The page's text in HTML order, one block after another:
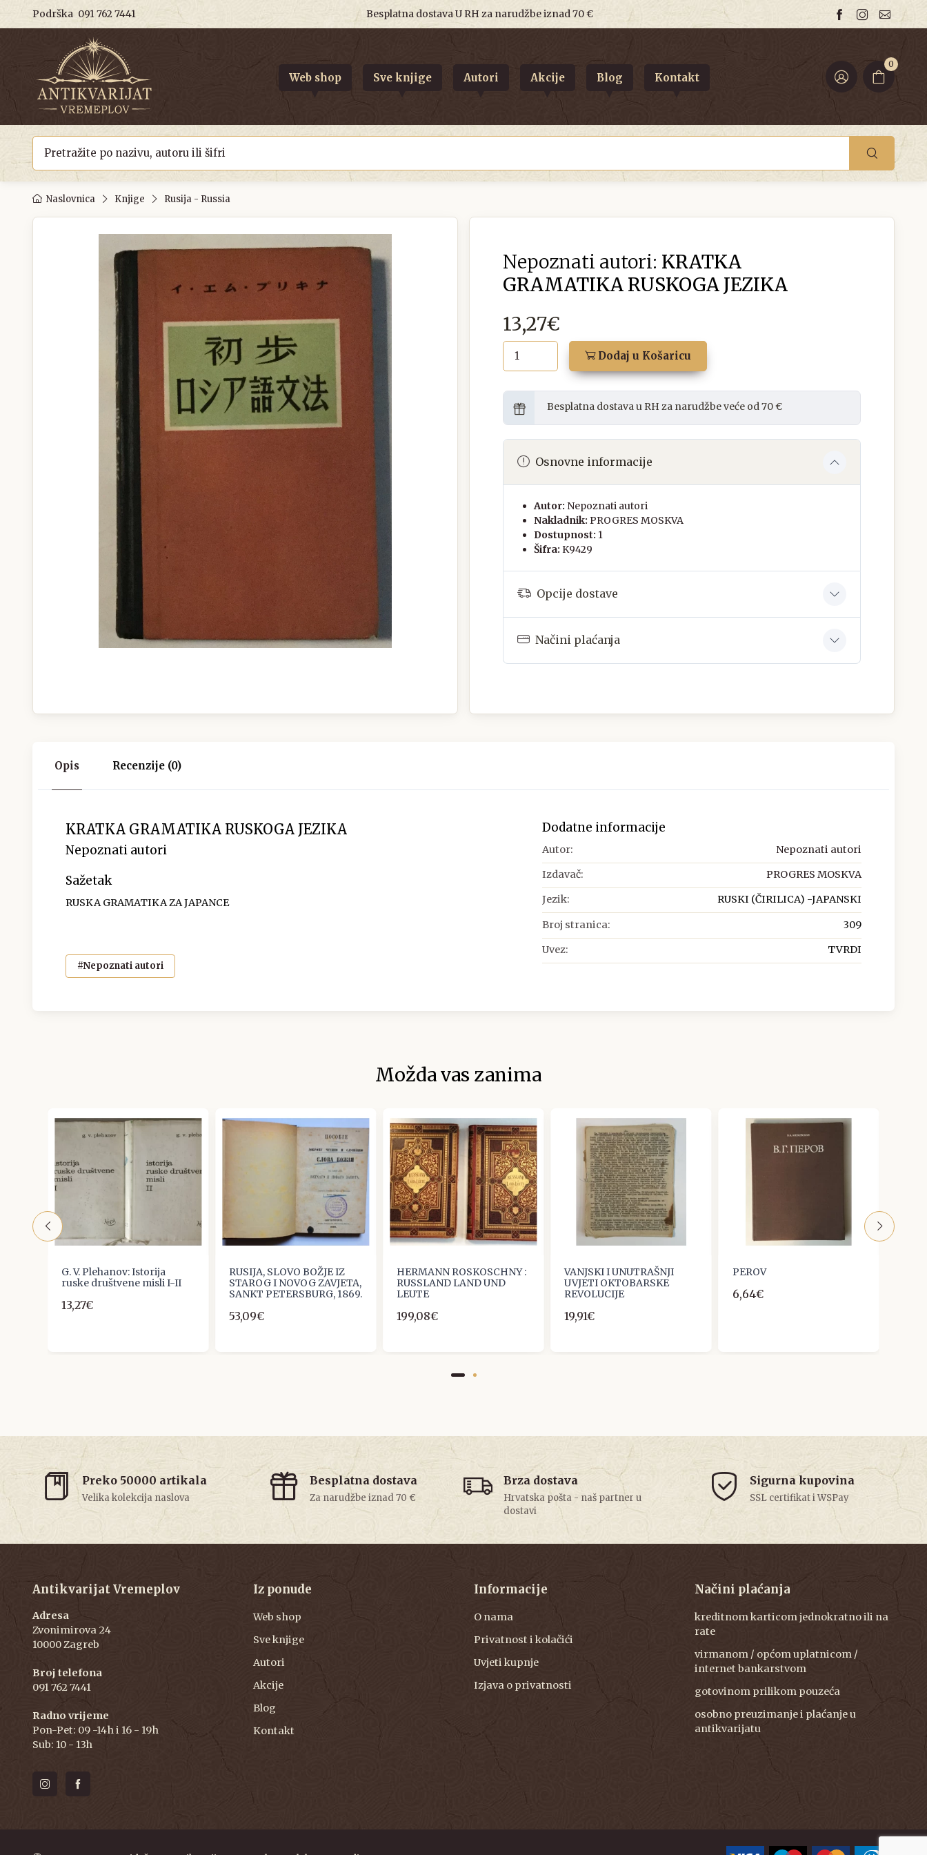
Podrška 091 762 7441 Besplatna dostava U RH za narudžbe iznad 70 €
0
Web shop Sve knjige Autori Akcije Blog Kontakt
Naslovnica Knjige Rusija - Russia
Nepoznati autori: KRATKA
GRAMATIKA RUSKOGA JEZIKA
13,27€
Dodaj u Košaricu
Besplatna dostava u RH za narudžbe veće od 70 €
Osnovne informacije
Autor: Nepoznati autori
Nakladnik: PROGRES MOSKVA
Dostupnost: 1
Šifra: K9429
Opcije dostave
Načini plaćanja
Opis Recenzije (0)
KRATKA GRAMATIKA RUSKOGA JEZIKA
Nepoznati autori
Sažetak
RUSKA GRAMATIKA ZA JAPANCE
#Nepoznati autori
Dodatne informacije
Autor: Nepoznati autori
Izdavač: PROGRES MOSKVA
Jezik: RUSKI (ČIRILICA) -JAPANSKI
Broj stranica: 309
Uvez: TVRDI
Možda vas zanima
G. V. Plehanov: Istorija
ruske društvene misli I-II
13,27€
RUSIJA, SLOVO BOŽJE IZ
STAROG I NOVOG ZAVJETA,
SANKT PETERSBURG, 1869.
53,09€
HERMANN ROSKOSCHNY :
RUSSLAND LAND UND
LEUTE
199,08€
VANJSKI I UNUTRAŠNJI
UVJETI OKTOBARSKE
REVOLUCIJE
19,91€
PEROV
6,64€
Preko 50000 artikala
Velika kolekcija naslova
Besplatna dostava
Za narudžbe iznad 70 €
Brza dostava
Hrvatska pošta - naš partner u
dostavi
Sigurna kupovina
SSL certifikat i WSPay
Antikvarijat Vremeplov
Adresa
Zvonimirova 24
10000 Zagreb
Broj telefona
091 762 7441
Radno vrijeme
Pon-Pet: 09 -14h i 16 - 19h
Sub: 10 - 13h
Iz ponude
Web shop
Sve knjige
Autori
Akcije
Blog
Kontakt
Informacije
O nama
Privatnost i kolačići
Uvjeti kupnje
Izjava o privatnosti
Načini plaćanja
kreditnom karticom jednokratno ili na
rate
virmanom / općom uplatnicom /
internet bankarstvom
gotovinom prilikom pouzeća
osobno preuzimanje i plaćanje u
antikvarijatu